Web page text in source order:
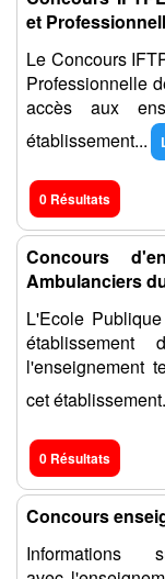
et
Le Concours
Professionnelle
accès aux
établissement...
0 Résultats
Concours
Ambulanciers
L'Ecole
établissement
l'enseignement
cet
0 Résultats
Concours